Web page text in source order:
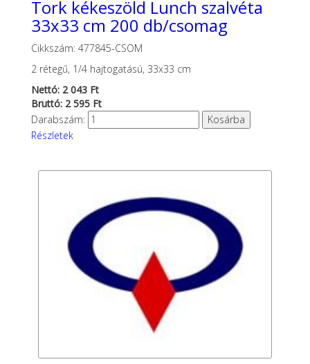
Tork kékeszöld Lunch szalvéta
33x33 cm 200 db/csomag
Cikkszám: 477845-CSOM
2 rétegű, 1/4 hajtogatású, 33x33 cm
Nettó: 2 043 Ft
Bruttó: 2 595 Ft
Darabszám:
Részletek